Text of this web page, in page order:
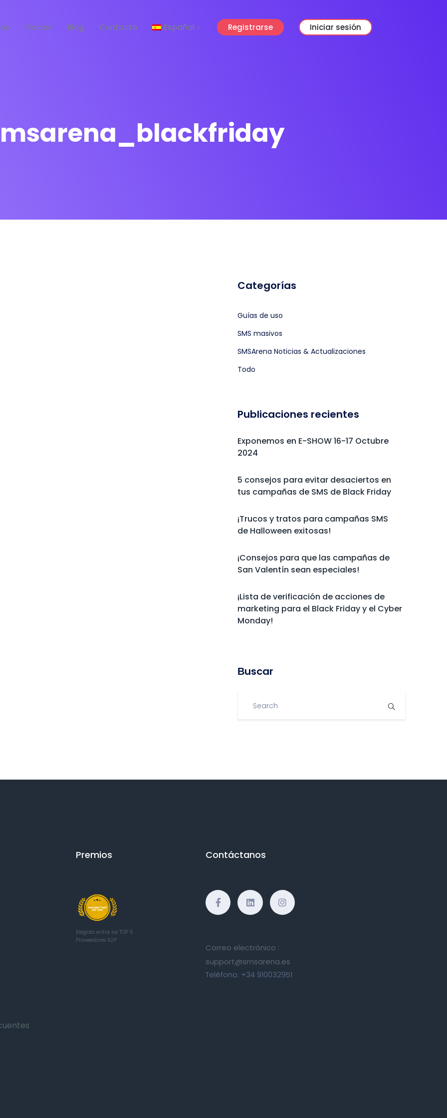
Precios Blog Contacto Español Registrarse Iniciar sesión
Categorías
Guías de uso
SMS masivos
SMSArena Noticias & Actualizaciones
Todo
Publicaciones recientes
Exponemos en E-SHOW 16-17 Octubre
2024
5 consejos para evitar desaciertos en
tus campañas de SMS de Black Friday
¡Trucos y tratos para campañas SMS
de Halloween exitosas!
¡Consejos para que las campañas de
San Valentín sean especiales!
¡Lista de verificación de acciones de
marketing para el Black Friday y el Cyber
Monday!
Βuscar
Premios
Elegida entre los TOP 5
Proveedores A2P
Contáctanos
Correo electrónico :
support@smsarena.es
Teléfono: +34 910032951